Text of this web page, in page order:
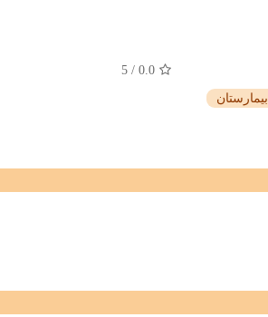
0.0
/
5
بیمارستان